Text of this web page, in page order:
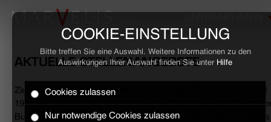
COOKIE-EINSTELLUNG
Bitte treffen Sie eine Auswahl. Weitere Informationen zu den
Auswirkungen Ihrer Auswahl finden Sie unter Hilfe
Cookies zulassen
Nur notwendige Cookies zulassen
HOME
AKTUELLE STELLENANGEBOTE
Ziele erreichen, Herausforderungen meistern, Erfolge feiern. Seit
1994 begleiten wir den anspruchsvollen Mann sowohl mit
Business- als auch mit lässigen Casual-Hemden und Polo-